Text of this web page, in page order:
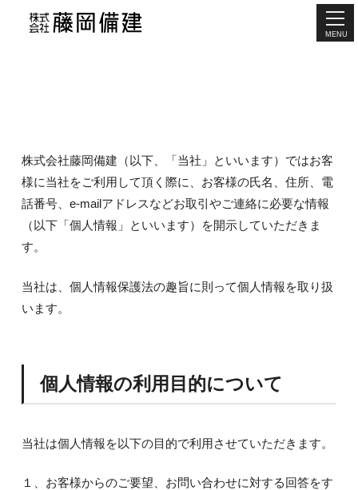
MENU
株式会社藤岡備建（以下、「当社」といいます）ではお客
様に当社をご利用して頂く際に、お客様の氏名、住所、電
話番号、e-mailアドレスなどお取引やご連絡に必要な情報
（以下「個人情報」といいます）を開示していただきま
す。
当社は、個人情報保護法の趣旨に則って個人情報を取り扱
います。
個人情報の利用目的について
当社は個人情報を以下の目的で利用させていただきます。
１、お客様からのご要望、お問い合わせに対する回答をす